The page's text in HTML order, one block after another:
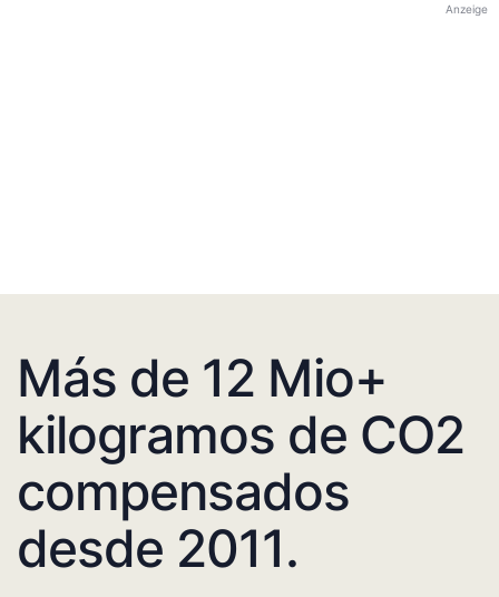
Anzeige
Más de 12 Mio+
kilogramos de CO2
compensados
desde 2011.